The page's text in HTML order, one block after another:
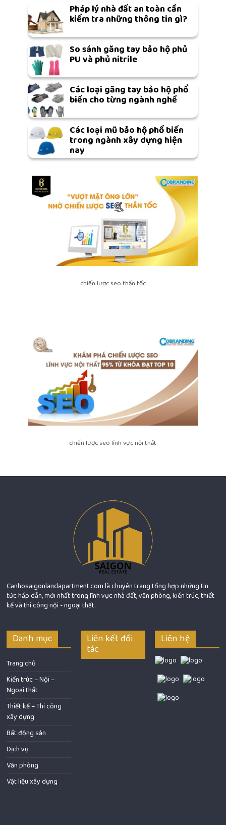
Pháp lý nhà đất an toàn cần
kiểm tra những thông tin gì?
So sánh găng tay bảo hộ phủ
PU và phủ nitrile
Các loại găng tay bảo hộ phổ
biến cho từng ngành nghề
Các loại mũ bảo hộ phổ biến
trong ngành xây dựng hiện
nay
chiến lược seo thần tốc
chiến lược seo lĩnh vực nội thất
Canhosaigonlandapartment.com là chuyên trang tổng hợp những tin
tức hấp dẫn, mới nhất trong lĩnh vực nhà đất, văn phòng, kiến trúc, thiết
kế và thi công nội - ngoại thất.
Danh mục
Trang chủ
Kiến trúc – Nội –
Ngoại thất
Thiết kế – Thi công
xây dựng
Bất động sản
Dịch vụ
Văn phòng
Vật liệu xây dựng
Liên kết đối
tác
Liên hệ